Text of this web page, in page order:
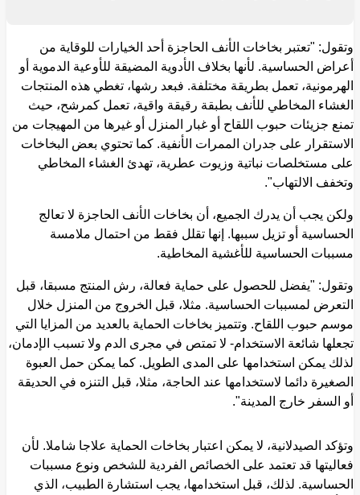
وتقول: "تعتبر بخاخات الأنف الحاجزة أحد الخيارات للوقاية من
أعراض الحساسية. لأنها بخلاف الأدوية المضيقة للأوعية الدموية أو
الهرمونية، تعمل بطريقة مختلفة. فبعد رشها، تغطي هذه المنتجات
الغشاء المخاطي للأنف بطبقة رقيقة واقية، تعمل كمرشح، حيث
تمنع جزيئات حبوب اللقاح أو غبار المنزل أو غيرها من المهيجات من
الاستقرار على جدران الممرات الأنفية. كما تحتوي بعض البخاخات
على مستخلصات نباتية وزيوت عطرية، تهدئ الغشاء المخاطي
وتخفف الالتهاب".
ولكن يجب أن يدرك الجميع، أن بخاخات الأنف الحاجزة لا تعالج
الحساسية أو تزيل سببها. إنها تقلل فقط من احتمال ملامسة
مسببات الحساسية للأغشية المخاطية.
وتقول: "يفضل للحصول على حماية فعالة، رش المنتج مسبقا، قبل
التعرض لمسببات الحساسية. مثلا، قبل الخروج من المنزل خلال
موسم حبوب اللقاح. وتتميز بخاخات الحماية بالعديد من المزايا التي
تجعلها شائعة الاستخدام- لا تمتص في مجرى الدم ولا تسبب الإدمان،
لذلك يمكن استخدامها على المدى الطويل. كما يمكن حمل العبوة
الصغيرة دائما لاستخدامها عند الحاجة، مثلا، قبل التنزه في الحديقة
أو السفر خارج المدينة".
وتؤكد الصيدلانية، لا يمكن اعتبار بخاخات الحماية علاجا شاملا. لأن
فعاليتها قد تعتمد على الخصائص الفردية للشخص ونوع مسببات
الحساسية. لذلك، قبل استخدامها، يجب استشارة الطبيب، الذي